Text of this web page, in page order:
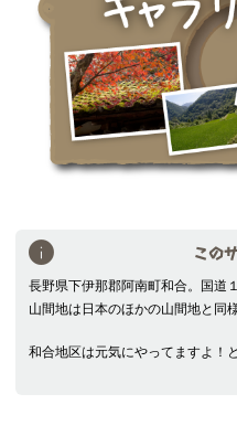
この
長野県下伊那郡阿南町和合。国道
山間地は日本のほかの山間地と同
和合地区は元気にやってますよ！